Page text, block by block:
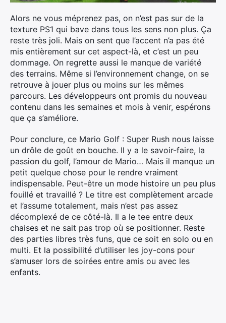
Alors ne vous méprenez pas, on n’est pas sur de la
texture PS1 qui bave dans tous les sens non plus. Ça
reste très joli. Mais on sent que l’accent n’a pas été
mis entièrement sur cet aspect-là, et c’est un peu
dommage. On regrette aussi le manque de variété
des terrains. Même si l’environnement change, on se
retrouve à jouer plus ou moins sur les mêmes
parcours. Les développeurs ont promis du nouveau
contenu dans les semaines et mois à venir, espérons
que ça s’améliore.
Pour conclure, ce Mario Golf : Super Rush nous laisse
un drôle de goût en bouche. Il y a le savoir-faire, la
passion du golf, l’amour de Mario… Mais il manque un
petit quelque chose pour le rendre vraiment
indispensable. Peut-être un mode histoire un peu plus
fouillé et travaillé ? Le titre est complètement arcade
et l’assume totalement, mais n’est pas assez
décomplexé de ce côté-là. Il a le tee entre deux
chaises et ne sait pas trop où se positionner. Reste
des parties libres très funs, que ce soit en solo ou en
multi. Et la possibilité d’utiliser les joy-cons pour
s’amuser lors de soirées entre amis ou avec les
enfants.